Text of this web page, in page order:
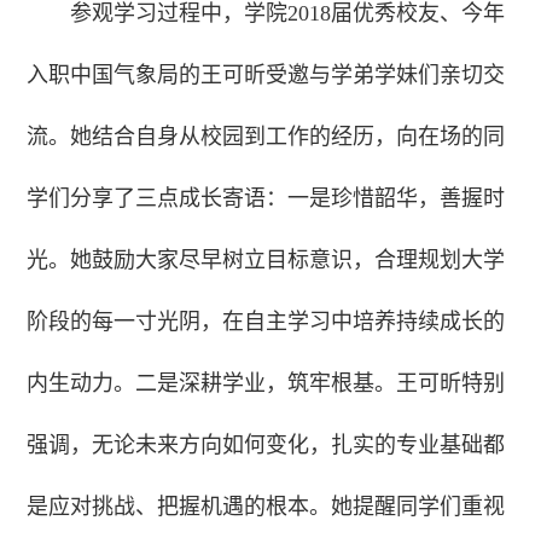
参观学习过程中，学院2018届优秀校友、今年
入职中国气象局的王可昕受邀与学弟学妹们亲切交
流。她结合自身从校园到工作的经历，向在场的同
学们分享了三点成长寄语：一是珍惜韶华，善握时
光。她鼓励大家尽早树立目标意识，合理规划大学
阶段的每一寸光阴，在自主学习中培养持续成长的
内生动力。二是深耕学业，筑牢根基。王可昕特别
强调，无论未来方向如何变化，扎实的专业基础都
是应对挑战、把握机遇的根本。她提醒同学们重视